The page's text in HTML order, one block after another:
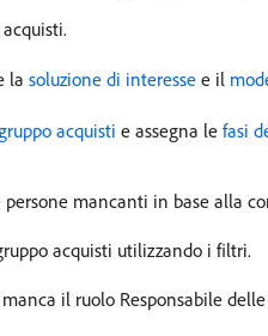
la soluzione di interesse e il
acquisti e assegna le fasi
mancanti in base alla
acquisti utilizzando i filtri.
il ruolo Responsabile